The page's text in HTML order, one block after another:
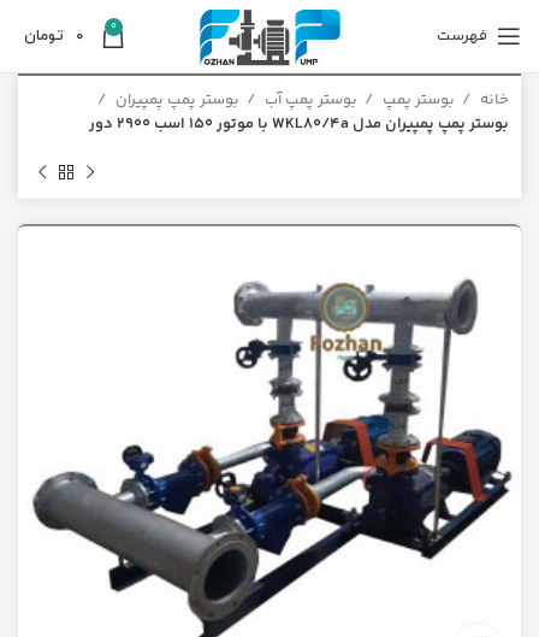
فهرست 0
0 تومان
خانه بوستر پمپ بوستر پمپ آب
بوستر پمپ پمپیران
بوستر پمپ پمپیران مدل WKL80/4a با موتور 150 اسب 2900 دور